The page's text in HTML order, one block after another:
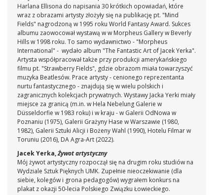
Harlana Ellisona do napisania 30 krótkich opowiadań, które
wraz z obrazami artysty złożyły się na publikację pt. "Mind
Fields" nagrodzoną w 1995 roku World Fantasy Award. Sukces
albumu zaowocował wystawą w w Morpheus Gallery w Beverly
Hills w 1998 roku. To samo wydawnictwo - "Morpheus
International" - wydało album "The Fantastic Art of Jacek Yerka".
Artysta współpracował także przy produkcji amerykańskiego
filmu pt. "Strawberry Fields", gdzie obrazom miała towarzyszyć
muzyka Beatlesów. Prace artysty - cenionego reprezentanta
nurtu fantastycznego - znajdują się w wielu polskich i
zagranicznych kolekcjach prywatnych. Wystawy Jacka Yerki miały
miejsce za granicą (m.in. w Hela Nebelung Galerie w
Düsseldorfie w 1983 roku) i w kraju - w Galerii OdNowa w
Poznaniu (1975), Galerii Grażyny Hase w Warszawie (1980,
1982), Galerii Sztuki Alicji i Bożeny Wahl (1990), Hotelu Filmar w
Toruniu (2016), DA Agra-Art (2022).
Jacek Yerka,Żywot artystyczny
Mój żywot artystyczny rozpoczął się na drugim roku studiów na
Wydziale Sztuk Pięknych UMK. Zupełnie nieoczekiwanie (dla
siebie, kolegów i grona pedagogów) wygrałem konkurs na
plakat z okazji 50-lecia Polskiego Związku Łowieckiego.